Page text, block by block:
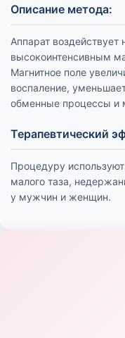
Описание метода:
Аппарат
высокоинтенсивным
Магнитное поле
воспаление,
обменные процессы и
Терапевтический
Процедуру
малого таза,
у мужчин и женщин.